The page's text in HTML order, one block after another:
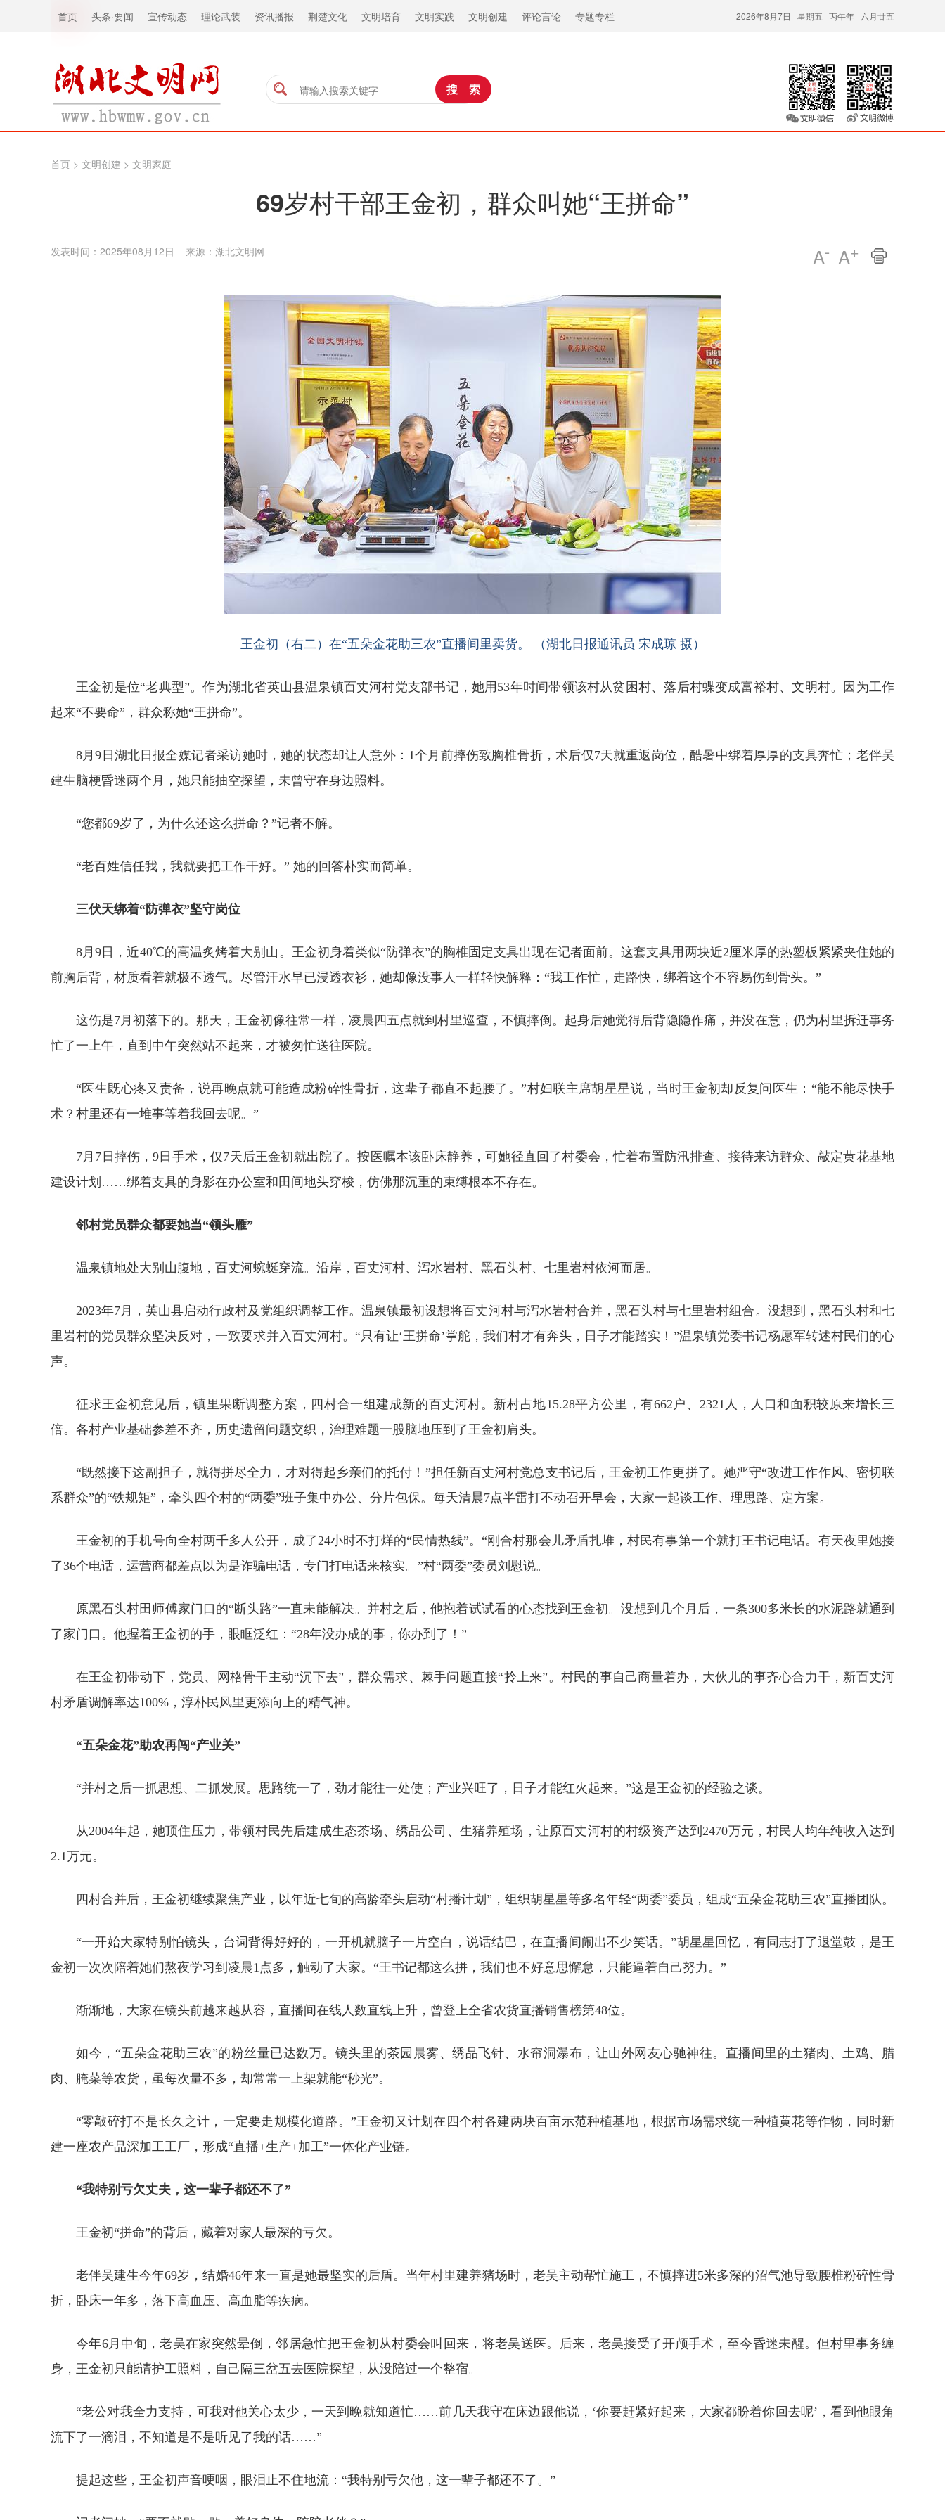
首页 头条·要闻 宣传动态 理论武装 资讯播报 荆楚文化 文明培育 文明实践 文明创建 评论言论 专题专栏 2026年8月7日 星期五 丙午年 六月廿五
首页 > 文明创建 > 文明家庭
69岁村干部王金初，群众叫她“王拼命”
A- A+
发表时间：2025年08月12日 来源：湖北文明网
王金初（右二）在“五朵金花助三农”直播间里卖货。 （湖北日报通讯员 宋成琼 摄）
王金初是位“老典型”。作为湖北省英山县温泉镇百丈河村党支部书记，她用53年时间带领该村从贫困村、落后村蝶变成富裕村、文明村。因为工作
起来“不要命”，群众称她“王拼命”。
8月9日湖北日报全媒记者采访她时，她的状态却让人意外：1个月前摔伤致胸椎骨折，术后仅7天就重返岗位，酷暑中绑着厚厚的支具奔忙；老伴吴
建生脑梗昏迷两个月，她只能抽空探望，未曾守在身边照料。
“您都69岁了，为什么还这么拼命？”记者不解。
“老百姓信任我，我就要把工作干好。” 她的回答朴实而简单。
三伏天绑着“防弹衣”坚守岗位
8月9日，近40℃的高温炙烤着大别山。王金初身着类似“防弹衣”的胸椎固定支具出现在记者面前。这套支具用两块近2厘米厚的热塑板紧紧夹住她的
前胸后背，材质看着就极不透气。尽管汗水早已浸透衣衫，她却像没事人一样轻快解释：“我工作忙，走路快，绑着这个不容易伤到骨头。”
这伤是7月初落下的。那天，王金初像往常一样，凌晨四五点就到村里巡查，不慎摔倒。起身后她觉得后背隐隐作痛，并没在意，仍为村里拆迁事务
忙了一上午，直到中午突然站不起来，才被匆忙送往医院。
“医生既心疼又责备，说再晚点就可能造成粉碎性骨折，这辈子都直不起腰了。”村妇联主席胡星星说，当时王金初却反复问医生：“能不能尽快手
术？村里还有一堆事等着我回去呢。”
7月7日摔伤，9日手术，仅7天后王金初就出院了。按医嘱本该卧床静养，可她径直回了村委会，忙着布置防汛排查、接待来访群众、敲定黄花基地
建设计划……绑着支具的身影在办公室和田间地头穿梭，仿佛那沉重的束缚根本不存在。
邻村党员群众都要她当“领头雁”
温泉镇地处大别山腹地，百丈河蜿蜒穿流。沿岸，百丈河村、泻水岩村、黑石头村、七里岩村依河而居。
2023年7月，英山县启动行政村及党组织调整工作。温泉镇最初设想将百丈河村与泻水岩村合并，黑石头村与七里岩村组合。没想到，黑石头村和七
里岩村的党员群众坚决反对，一致要求并入百丈河村。“只有让‘王拼命’掌舵，我们村才有奔头，日子才能踏实！”温泉镇党委书记杨愿军转述村民们的心
声。
征求王金初意见后，镇里果断调整方案，四村合一组建成新的百丈河村。新村占地15.28平方公里，有662户、2321人，人口和面积较原来增长三
倍。各村产业基础参差不齐，历史遗留问题交织，治理难题一股脑地压到了王金初肩头。
“既然接下这副担子，就得拼尽全力，才对得起乡亲们的托付！”担任新百丈河村党总支书记后，王金初工作更拼了。她严守“改进工作作风、密切联
系群众”的“铁规矩”，牵头四个村的“两委”班子集中办公、分片包保。每天清晨7点半雷打不动召开早会，大家一起谈工作、理思路、定方案。
王金初的手机号向全村两千多人公开，成了24小时不打烊的“民情热线”。“刚合村那会儿矛盾扎堆，村民有事第一个就打王书记电话。有天夜里她接
了36个电话，运营商都差点以为是诈骗电话，专门打电话来核实。”村“两委”委员刘慰说。
原黑石头村田师傅家门口的“断头路”一直未能解决。并村之后，他抱着试试看的心态找到王金初。没想到几个月后，一条300多米长的水泥路就通到
了家门口。他握着王金初的手，眼眶泛红：“28年没办成的事，你办到了！”
在王金初带动下，党员、网格骨干主动“沉下去”，群众需求、棘手问题直接“拎上来”。村民的事自己商量着办，大伙儿的事齐心合力干，新百丈河
村矛盾调解率达100%，淳朴民风里更添向上的精气神。
“五朵金花”助农再闯“产业关”
“并村之后一抓思想、二抓发展。思路统一了，劲才能往一处使；产业兴旺了，日子才能红火起来。”这是王金初的经验之谈。
从2004年起，她顶住压力，带领村民先后建成生态茶场、绣品公司、生猪养殖场，让原百丈河村的村级资产达到2470万元，村民人均年纯收入达到
2.1万元。
四村合并后，王金初继续聚焦产业，以年近七旬的高龄牵头启动“村播计划”，组织胡星星等多名年轻“两委”委员，组成“五朵金花助三农”直播团队。
“一开始大家特别怕镜头，台词背得好好的，一开机就脑子一片空白，说话结巴，在直播间闹出不少笑话。”胡星星回忆，有同志打了退堂鼓，是王
金初一次次陪着她们熬夜学习到凌晨1点多，触动了大家。“王书记都这么拼，我们也不好意思懈怠，只能逼着自己努力。”
渐渐地，大家在镜头前越来越从容，直播间在线人数直线上升，曾登上全省农货直播销售榜第48位。
如今，“五朵金花助三农”的粉丝量已达数万。镜头里的茶园晨雾、绣品飞针、水帘洞瀑布，让山外网友心驰神往。直播间里的土猪肉、土鸡、腊
肉、腌菜等农货，虽每次量不多，却常常一上架就能“秒光”。
“零敲碎打不是长久之计，一定要走规模化道路。”王金初又计划在四个村各建两块百亩示范种植基地，根据市场需求统一种植黄花等作物，同时新
建一座农产品深加工工厂，形成“直播+生产+加工”一体化产业链。
“我特别亏欠丈夫，这一辈子都还不了”
王金初“拼命”的背后，藏着对家人最深的亏欠。
老伴吴建生今年69岁，结婚46年来一直是她最坚实的后盾。当年村里建养猪场时，老吴主动帮忙施工，不慎摔进5米多深的沼气池导致腰椎粉碎性骨
折，卧床一年多，落下高血压、高血脂等疾病。
今年6月中旬，老吴在家突然晕倒，邻居急忙把王金初从村委会叫回来，将老吴送医。后来，老吴接受了开颅手术，至今昏迷未醒。但村里事务缠
身，王金初只能请护工照料，自己隔三岔五去医院探望，从没陪过一个整宿。
“老公对我全力支持，可我对他关心太少，一天到晚就知道忙……前几天我守在床边跟他说，‘你要赶紧好起来，大家都盼着你回去呢’，看到他眼角
流下了一滴泪，不知道是不是听见了我的话……”
提起这些，王金初声音哽咽，眼泪止不住地流：“我特别亏欠他，这一辈子都还不了。”